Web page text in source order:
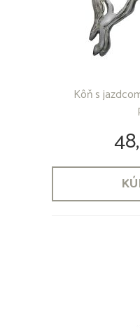
Kôň s